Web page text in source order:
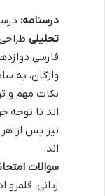
درسنامه:
تحلیلی
فارسی
واژگان، به
نکات مهم و
اند تا توجه
نیز پس از
اند.
سوالات
زبانی،